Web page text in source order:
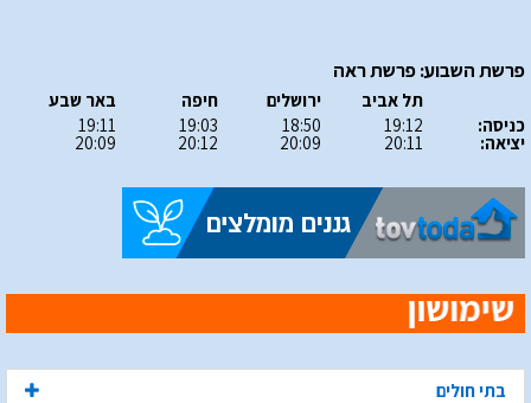
פרשת השבוע: פרשת ראה
כניסה:
יציאה:
תל אביב
19:12
20:11
ירושלים
18:50
20:09
חיפה
19:03
20:12
באר שבע
19:11
20:09
בתי חולים